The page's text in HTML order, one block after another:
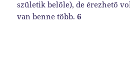
születik belőle), de érezhető
van benne több.6